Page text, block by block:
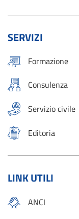
SERVIZI
Formazione
Consulenza
Servizio civile
Editoria
LINK UTILI
ANCI